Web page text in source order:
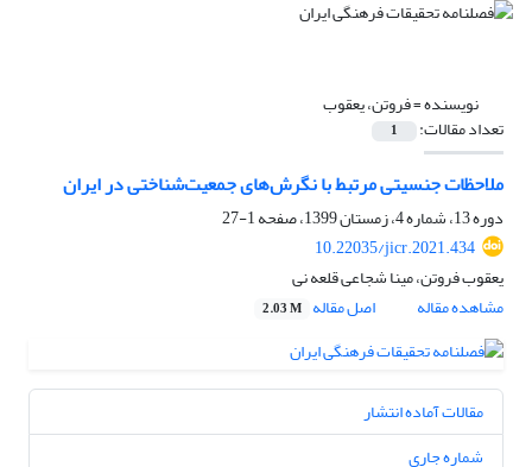
نویسنده =فروتن، یعقوب
تعداد مقالات: 1
ملاحظات جنسیتی مرتبط با نگرش‌های جمعیت‌شناختی در ایران
دوره 13، شماره 4، زمستان 1399، صفحه
1-27
10.22035/jicr.2021.434
یعقوب فروتن، مینا شجاعی قلعه نی
مشاهده مقاله
اصل مقاله 2.03 M
مقالات آماده انتشار
شماره جاری